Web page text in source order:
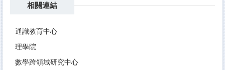
相關連結
通識教育中心
理學院
數學跨領域研究中心